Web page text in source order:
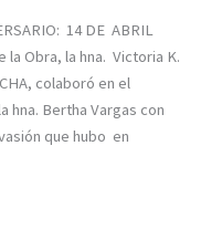
14 DE ABRIL
la Obra, la hna. Victoria K.
colaboró en el
hna. Bertha Vargas con
que hubo en